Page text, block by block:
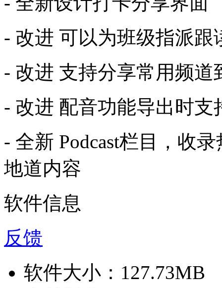
- 改进 可以为班级指派跟
- 改进 支持分享常用频道
- 改进 配音功能导出时支
- 全新 Podcast栏目，收
地道内容
软件信息
反馈
软件大小： 127.73MB